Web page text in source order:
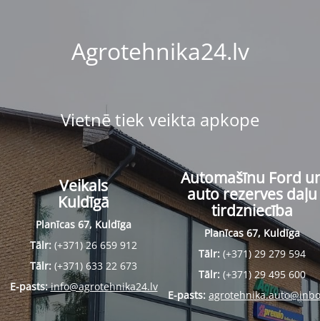
Agrotehnika24.lv
Vietnē tiek veikta apkope
Veikals
Kuldīgā
Planīcas 67, Kuldīga
Tālr: (+371) 26 659 912
Tālr: (+371) 633 22 673
E-pasts:info@agrotehnika24.lv
Automašīnu Ford
auto rezerves daļu
tirdzniecība
Planīcas 67, Kuldīga
Tālr: (+371) 29 279 594
Tālr: (+371) 29 495 600
E-pasts: